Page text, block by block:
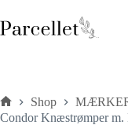
til
indhold
Forside
Shop
Condor Knæstrømper m.